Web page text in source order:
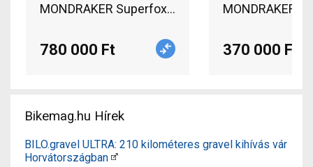
MONDRAKER Superfoxy 2023 Enduro / Freeride
780 000 Ft
MONDRAKER
370 000 Ft
Bikemag.hu Hírek
BILO.gravel ULTRA: 210 kilométeres gravel kihívás vár
Horvátországban